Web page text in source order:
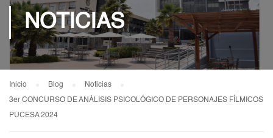
NOTICIAS
Inicio Blog Noticias
3er CONCURSO DE ANÁLISIS PSICOLÓGICO DE PERSONAJES FÍLMICOS
PUCESA 2024